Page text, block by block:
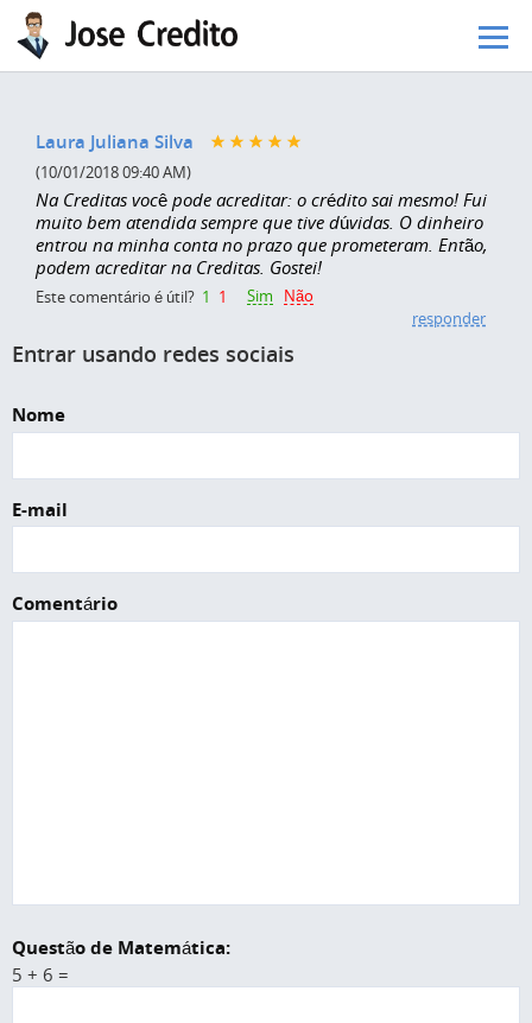
Pular para o conteúdo principal
Laura Juliana Silva
(10/01/2018 09:40 AM)
Na Creditas você pode acreditar: o crédito sai mesmo! Fui
muito bem atendida sempre que tive dúvidas. O dinheiro
entrou na minha conta no prazo que prometeram. Então,
podem acreditar na Creditas. Gostei!
Este comentário é útil? 1 1 Sim
Não
responder
Entrar usando redes sociais
Nome
E-mail
Comentário
Questão de Matemática:
5 + 6 =